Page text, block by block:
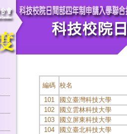
編碼 校名
101
國立臺灣科技大學
102
國立雲林科技大學
103
國立屏東科技大學
104
國立臺北科技大學